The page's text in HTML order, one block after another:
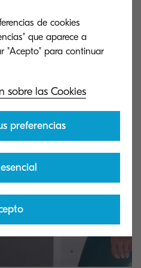
de cookies
que aparece a
"Acepto" para continuar
sobre las Cookies
preferencias